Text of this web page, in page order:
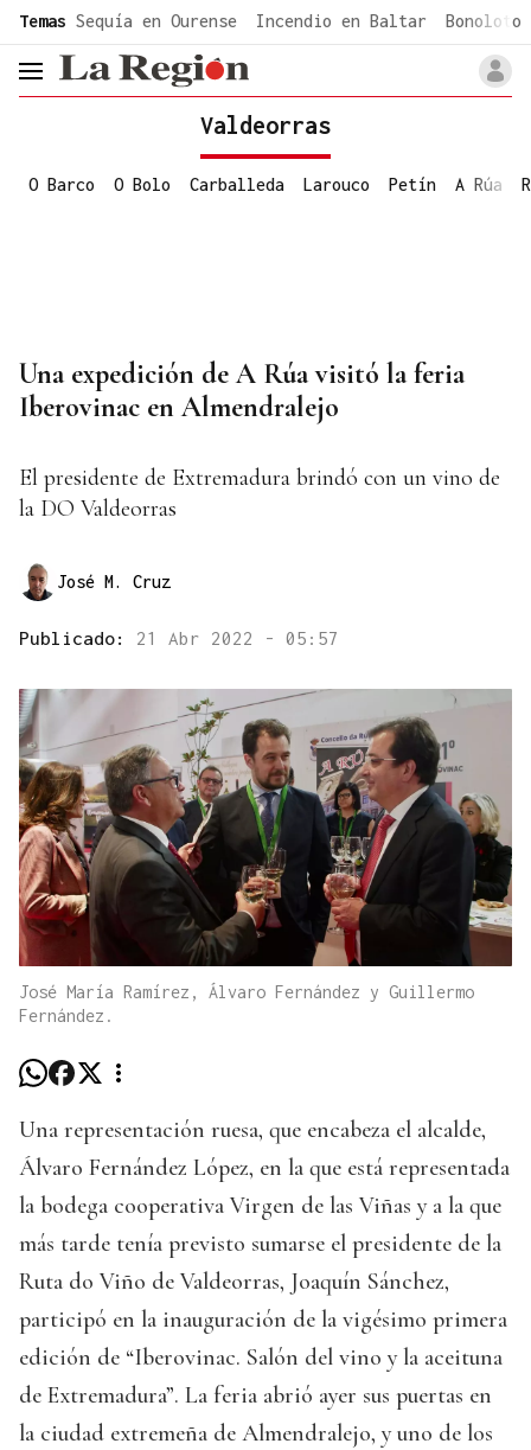
common.go-to-content
Temas Sequía en Ourense Incendio en Baltar Bonoloto
header.menu.open
Valdeorras
O Barco O Bolo Carballeda Larouco Petín A Rúa
Una expedición de A Rúa visitó la feria
Iberovinac en Almendralejo
El presidente de Extremadura brindó con un vino de
la DO Valdeorras
José M. Cruz
Publicado: 21 Abr 2022 - 05:57
José María Ramírez, Álvaro Fernández y Guillermo
Fernández.
Una representación ruesa, que encabeza el alcalde,
Álvaro Fernández López, en la que está representada
la bodega cooperativa Virgen de las Viñas y a la que
más tarde tenía previsto sumarse el presidente de la
Ruta do Viño de Valdeorras, Joaquín Sánchez,
participó en la inauguración de la vigésimo primera
edición de “Iberovinac. Salón del vino y la aceituna
de Extremadura”. La feria abrió ayer sus puertas en
la ciudad extremeña de Almendralejo, y uno de los